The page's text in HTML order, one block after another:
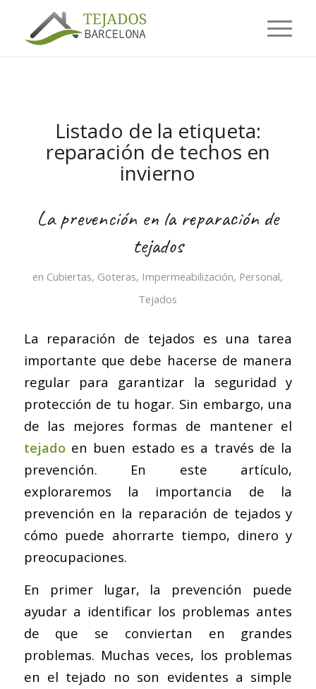
Listado de la etiqueta:
reparación de techos en
invierno
La prevención en la reparación de
tejados
en Cubiertas, Goteras, Impermeabilización, Personal,
Tejados
La reparación de tejados es una tarea
importante que debe hacerse de manera
regular para garantizar la seguridad y
protección de tu hogar. Sin embargo, una
de las mejores formas de mantener el
tejadoen buen estado es a través de la
prevención. En este artículo,
exploraremos la importancia de la
prevención en la reparación de tejados y
cómo puede ahorrarte tiempo, dinero y
preocupaciones.
En primer lugar, la prevención puede
ayudar a identificar los problemas antes
de que se conviertan en grandes
problemas. Muchas veces, los problemas
en el tejado no son evidentes a simple